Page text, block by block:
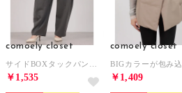
comoely closet
￥1,535
comoely closet
￥1,409